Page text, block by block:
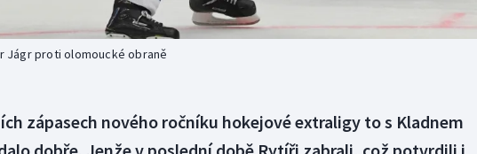
Jágr proti olomoucké obraně
zápasech nového ročníku hokejové extraligy to s Kladnem